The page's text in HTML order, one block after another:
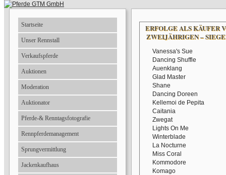
Startseite
Unser Rennstall
Verkaufspferde
Auktionen
Moderation
Auktionator
Pferde-& Renntagsfotografie
Rennpferdemanagement
Sprungvermittlung
Jackenkaufhaus
ERFOLGE ALS KÄUFER
ZWEIJÄHRIGEN –
Vanessa's Sue
Dancing Shuffle
Auenklang
Glad Master
Shane
Dancing Doreen
Kellemoi de Pepita
Caitania
Zwegat
Lights On Me
Winterblade
La Nocturne
Miss Coral
Kommodore
Komago